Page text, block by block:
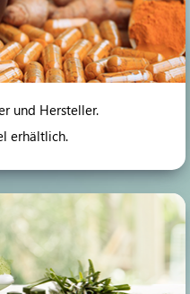
und Hersteller.
erhältlich.